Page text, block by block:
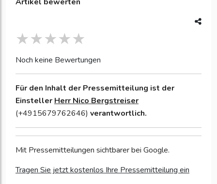
Noch keine Bewertungen
Für den Inhalt der Pressemitteilung ist der
Einsteller Herr Nico Bergstreiser
(+4915679762646) verantwortlich.
Mit Pressemitteilungen sichtbarer bei Google.
Tragen Sie jetzt kostenlos Ihre Pressemitteilung ein